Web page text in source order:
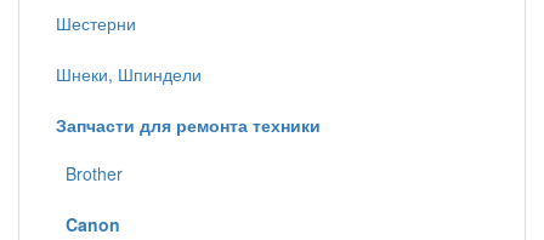
Шестерни
Шнеки, Шпиндели
Запчасти для ремонта техники
Brother
Canon